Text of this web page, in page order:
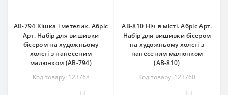
AB-794 Кішка і метелик. Абріс
Арт. Набір для вишивки
бісером на художньому
холсті з нанесеним
малюнком (АВ-794)
Код товару: 123768
AB-810 Ніч в місті. Абріс Арт.
Набір для вишивки бісером
на художньому холсті з
нанесеним малюнком
(АВ-810)
Код товару: 123760